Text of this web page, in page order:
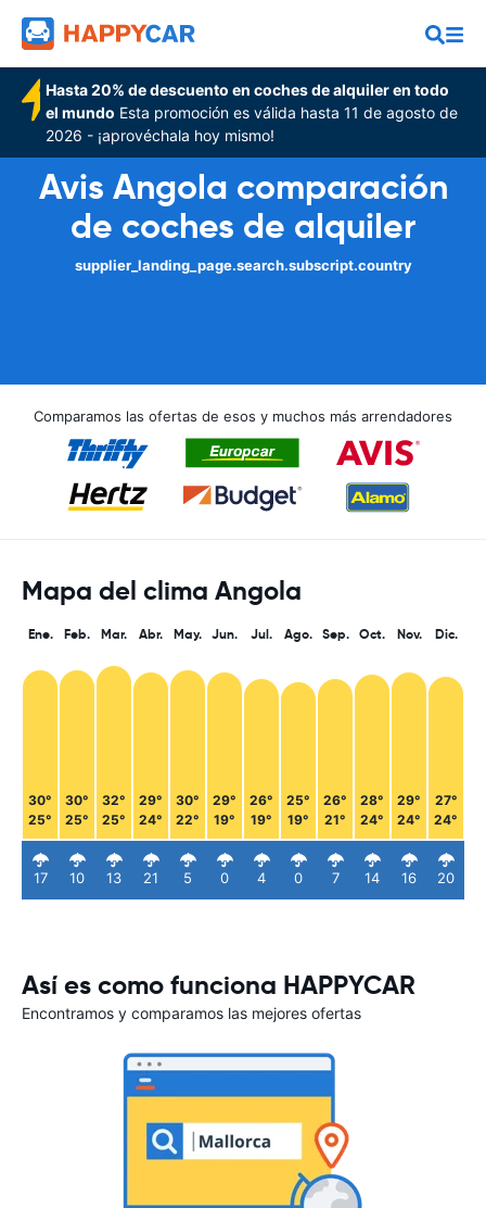
Hasta 20% de descuento en coches de alquiler en todo
el mundo Esta promoción es válida hasta 11 de agosto de
2026 - ¡aprovéchala hoy mismo!
Avis Angola comparación
de coches de alquiler
supplier_landing_page.search.subscript.country
Comparamos las ofertas de esos y muchos más arrendadores
Mapa del clima Angola
Ene.
30°
25°
17
Feb.
30°
25°
10
Mar.
32°
25°
13
Abr.
29°
24°
21
May.
30°
22°
5
Jun.
29°
19°
0
Jul.
26°
19°
4
Ago.
25°
19°
0
Sep.
26°
21°
7
Oct.
28°
24°
14
Nov.
29°
24°
16
Dic.
27°
24°
20
Así es como funciona HAPPYCAR
Encontramos y comparamos las mejores ofertas